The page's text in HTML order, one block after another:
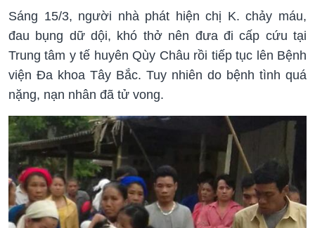
Sáng 15/3, người nhà phát hiện chị K. chảy máu,
đau bụng dữ dội, khó thở nên đưa đi cấp cứu tại
Trung tâm y tế huyên Qùy Châu rồi tiếp tục lên Bệnh
viện Đa khoa Tây Bắc. Tuy nhiên do bệnh tình quá
nặng, nạn nhân đã tử vong.